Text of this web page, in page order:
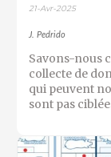
21-Avr-2025
J. Pedrido
Savons-nous
collecte de
qui peuvent
sont pas